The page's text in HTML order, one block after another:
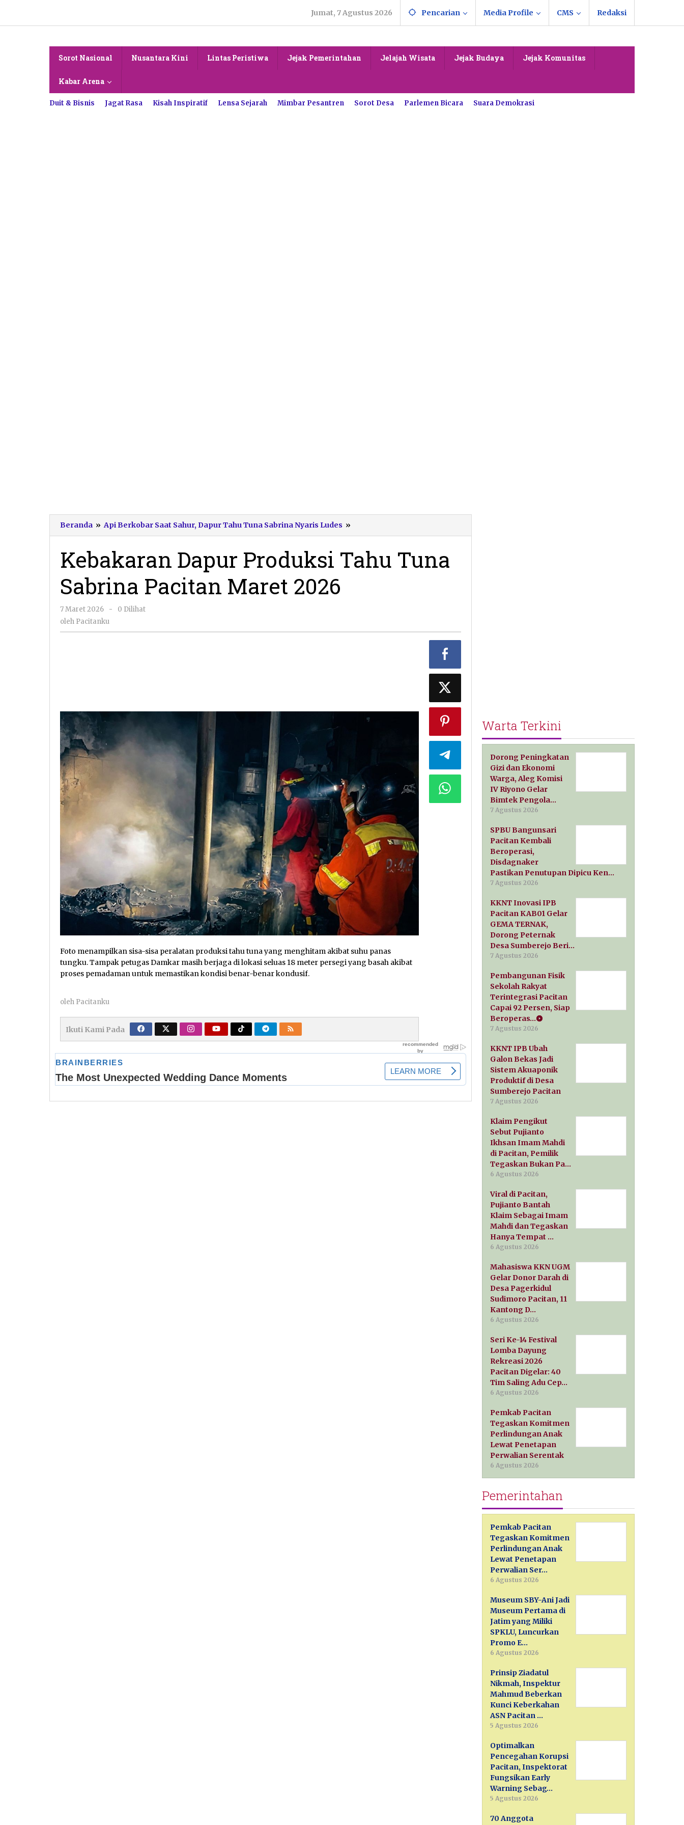
konten
Jumat, 7 Agustus 2026 Pencarian Media Profile CMS Redaksi
Sorot Nasional Nusantara Kini Lintas Peristiwa Jejak Pemerintahan Jelajah Wisata Jejak Budaya Jejak Komunitas
Kabar Arena
Duit & Bisnis Jagat Rasa Kisah Inspiratif Lensa Sejarah Mimbar Pesantren Sorot Desa Parlemen Bicara Suara Demokrasi
Beranda » Api Berkobar Saat Sahur, Dapur Tahu Tuna Sabrina Nyaris Ludes »
Dapur
Tahu
Tuna
Kebakaran Dapur Produksi Tahu Tuna
Sabrina Pacitan Maret 2026
7 Maret 2026
oleh
Pacitanku
-
0 Dilihat
oleh Pacitanku
Foto menampilkan sisa-sisa peralatan produksi tahu tuna yang menghitam akibat suhu panas
tungku. Tampak petugas Damkar masih berjaga di lokasi seluas 18 meter persegi yang basah akibat
proses pemadaman untuk memastikan kondisi benar-benar kondusif.
oleh Pacitanku
Ikuti Kami Pada
Warta Terkini
Dorong Peningkatan
Gizi dan Ekonomi
Warga, Aleg Komisi
IV Riyono Gelar
Bimtek Pengola…
7 Agustus 2026
SPBU Bangunsari
Pacitan Kembali
Beroperasi,
Disdagnaker
Pastikan Penutupan Dipicu Ken…
7 Agustus 2026
KKNT Inovasi IPB
Pacitan KAB01 Gelar
GEMA TERNAK,
Dorong Peternak
Desa Sumberejo Beri…
7 Agustus 2026
Pembangunan Fisik
Sekolah Rakyat
Terintegrasi Pacitan
Capai 92 Persen, Siap
Beroperas…
7 Agustus 2026
KKNT IPB Ubah
Galon Bekas Jadi
Sistem Akuaponik
Produktif di Desa
Sumberejo Pacitan
7 Agustus 2026
Klaim Pengikut
Sebut Pujianto
Ikhsan Imam Mahdi
di Pacitan, Pemilik
Tegaskan Bukan Pa…
6 Agustus 2026
Viral di Pacitan,
Pujianto Bantah
Klaim Sebagai Imam
Mahdi dan Tegaskan
Hanya Tempat …
6 Agustus 2026
Mahasiswa KKN UGM
Gelar Donor Darah di
Desa Pagerkidul
Sudimoro Pacitan, 11
Kantong D…
6 Agustus 2026
Seri Ke-14 Festival
Lomba Dayung
Rekreasi 2026
Pacitan Digelar: 40
Tim Saling Adu Cep…
6 Agustus 2026
Pemkab Pacitan
Tegaskan Komitmen
Perlindungan Anak
Lewat Penetapan
Perwalian Serentak
6 Agustus 2026
Pemerintahan
Pemkab Pacitan
Tegaskan Komitmen
Perlindungan Anak
Lewat Penetapan
Perwalian Ser…
6 Agustus 2026
Museum SBY-Ani Jadi
Museum Pertama di
Jatim yang Miliki
SPKLU, Luncurkan
Promo E…
6 Agustus 2026
Prinsip Ziadatul
Nikmah, Inspektur
Mahmud Beberkan
Kunci Keberkahan
ASN Pacitan …
5 Agustus 2026
Optimalkan
Pencegahan Korupsi
Pacitan, Inspektorat
Fungsikan Early
Warning Sebag…
5 Agustus 2026
70 Anggota